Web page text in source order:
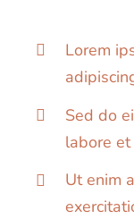
Lorem
Sed do
labore
Ut enim